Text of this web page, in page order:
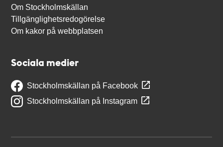
Om Stockholmskällan
Tillgänglighetsredogörelse
Om kakor på webbplatsen
Sociala medier
Stockholmskällan på Facebook
Stockholmskällan på Instagram